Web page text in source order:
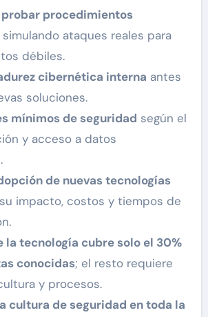
probar procedimientos
simulando ataques reales para
débiles.
cibernética interna antes
soluciones.
mínimos de seguridad según el
y acceso a datos
de nuevas tecnologías
impacto, costos y tiempos de
la tecnología cubre solo el 30%
conocidas; el resto requiere
y procesos.
cultura de seguridad en toda la